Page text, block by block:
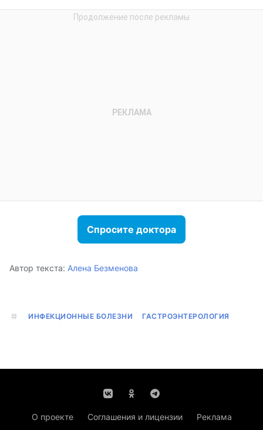
Спросите доктора
Автор текста: Алена Безменова
ИНФЕКЦИОННЫЕ БОЛЕЗНИ ГАСТРОЭНТЕРОЛОГИЯ
О проекте Соглашения и лицензии
Реклама